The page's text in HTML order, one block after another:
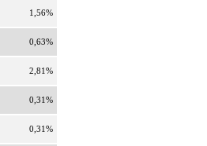
1,56%
0,63%
2,81%
0,31%
0,31%